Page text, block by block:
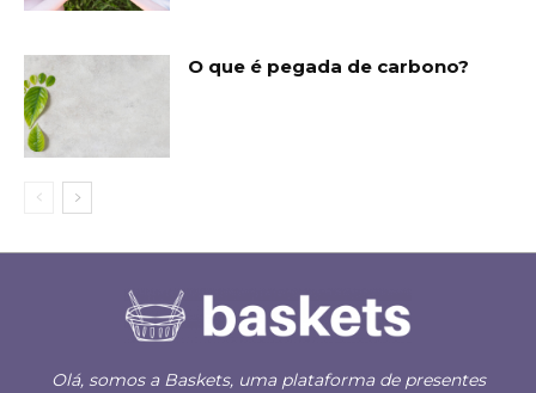
O que é pegada de carbono?
Olá, somos a Baskets, uma plataforma de presentes